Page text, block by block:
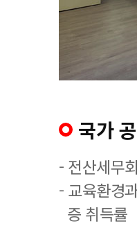
국가
- 전산세무
- 교육환경
증 취득률